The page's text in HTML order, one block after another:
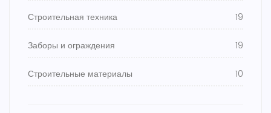
Строительная техника 19
Заборы и ограждения 19
Строительные материалы 10